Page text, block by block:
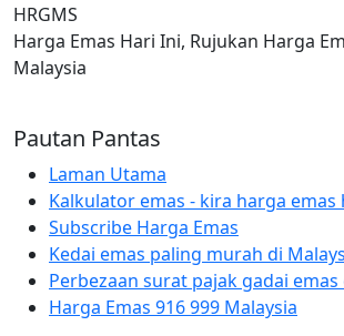
HRGMS
Harga Emas Hari Ini, Rujukan Harga
Malaysia
Pautan Pantas
Laman Utama
Kalkulator emas - kira harga emas
Subscribe Harga Emas
Kedai emas paling murah di
Perbezaan surat pajak gadai
Harga Emas 916 999 Malaysia